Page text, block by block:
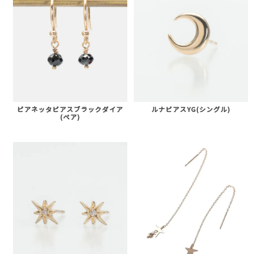
ピアネッタピアスブラックダイア
(ペア)
ルナピアスYG(シングル)